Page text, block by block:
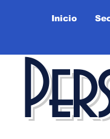
Inicio